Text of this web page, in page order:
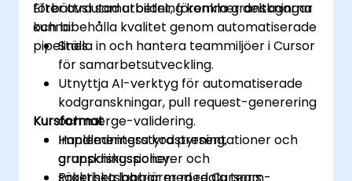
förbättra samarbetet, förenkla granskningar
och bibehålla kvalitet genom automatiserade
pipelines.
Efter avslutad utbildning kommer deltagarna
kunna:
Ställa in och hantera teammiljöer i Cursor
för samarbetsutveckling.
Utnyttja AI-verktyg för automatiserade
kodgranskningar, pull request-generering
och merge-validering.
Implementera kodstyrning,
granskningspolicyer och
säkerhetsbarriärer med Cursor:s
Kursformat
Handledningsstyra presentationer och
gruppdiskussioner.
Praktiska labbar med reala team-